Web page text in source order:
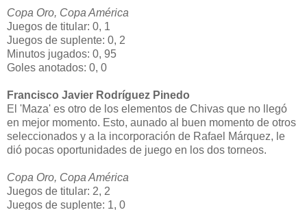
Copa Oro, Copa América
Juegos de titular: 0, 1
Juegos de suplente: 0, 2
Minutos jugados: 0, 95
Goles anotados: 0, 0
Francisco Javier Rodríguez Pinedo
El 'Maza' es otro de los elementos de Chivas que no llegó
en mejor momento. Esto, aunado al buen momento de otros
seleccionados y a la incorporación de Rafael Márquez, le
dió pocas oportunidades de juego en los dos torneos.
Copa Oro, Copa América
Juegos de titular: 2, 2
Juegos de suplente: 1, 0